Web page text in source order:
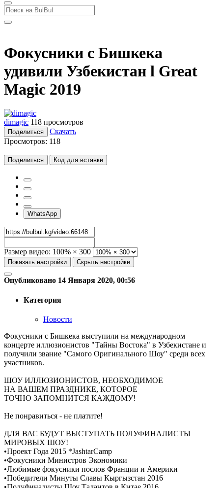
Фокусники с Бишкека
удивили Узбекистан l Great
Magic 2019
dimagic 118 просмотров
Поделиться
Скачать
Просмотров: 118
Поделиться Код для вставки
WhatsApp
Размер видео: 100% × 300
Показать настройки Скрыть настройки
Опубликовано 14 Января 2020, 00:56
Категория
Новости
Фокусники с Бишкека выступили на международном
концерте иллюзионистов "Тайны Востока" в Узбекистане и
получили звание "Самого Оригинального Шоу" среди всех
участников.
ШОУ ИЛЛЮЗИОНИСТОВ, НЕОБХОДИМОЕ
НА ВАШЕМ ПРАЗДНИКЕ, КОТОРОЕ
ТОЧНО ЗАПОМНИТСЯ КАЖДОМУ!
Не понравиться - не платите!
ДЛЯ ВАС БУДУТ ВЫСТУПАТЬ ПОЛУФИНАЛИСТЫ
МИРОВЫХ ШОУ!
•Проект Года 2015 *JashtarCamp
•Фокусники Министров Экономики
•Любимые фокусники послов Франции и Америки
•Победители Минуты Славы Кыргызстан 2016